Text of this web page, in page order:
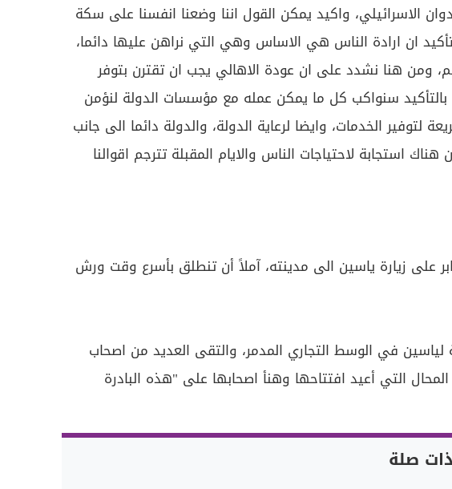
الاسرائيلي، واكيد يمكن القول اننا وضعنا انفسنا على سكة
ان ارادة الناس هي الاساس وهي التي نراهن عليها دائما،
ومن هنا نشدد على ان عودة الاهالي يجب ان تقترن بتوفر
بالتأكيد سنواكب كل ما يمكن عمله مع مؤسسات الدولة لنؤمن
لتوفير الخدمات، وايضا لرعاية الدولة، والدولة دائما الى جانب
استجابة لاحتياجات الناس والايام المقبلة تترجم اقوالنا
على زيارة ياسين الى مدينته، آملاً أن تنطلق بأسرع وقت ورش
لياسين في الوسط التجاري المدمر، والتقى العديد من اصحاب
التي أعيد افتتاحها وهنأ اصحابها على "هذه البادرة
صلة